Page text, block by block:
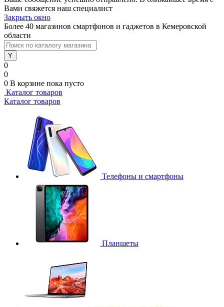
Вами свяжется наш специалист
Закрыть окно
Более 40 магазинов смартфонов и гаджетов в Кемеровской
области
0
0
0 В корзине пока пусто
Каталог товаров
Каталог товаров
Телефоны и смартфоны
Планшеты